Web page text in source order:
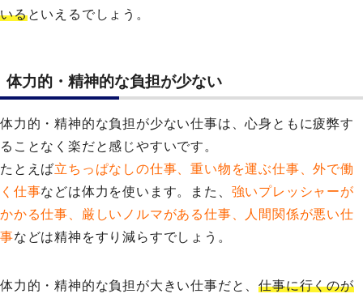
いるといえるでしょう。
体力的・精神的な負担が少ない
体力的・精神的な負担が少ない仕事は、心身ともに疲弊す
ることなく楽だと感じやすいです。
たとえば立ちっぱなしの仕事、重い物を運ぶ仕事、外で働
く仕事などは体力を使います。また、 強いプレッシャーが
かかる仕事、厳しいノルマがある仕事、人間関係が悪い仕
事などは精神をすり減らすでしょう。
体力的・精神的な負担が大きい仕事だと、仕事に行くのが